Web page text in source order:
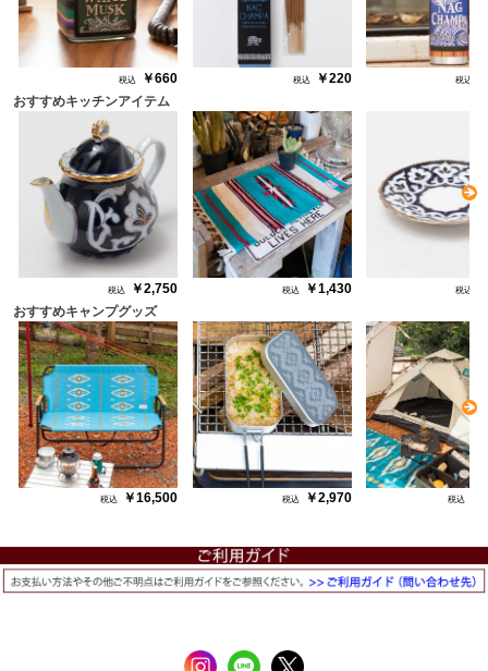
￥660 ￥220
おすすめキッチンアイテム
￥2,750 ￥1,430
おすすめキャンプグッズ
￥16,500 ￥2,970